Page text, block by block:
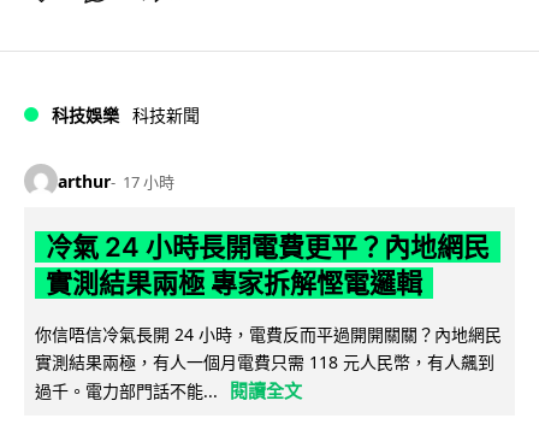
科技娛樂 科技新聞
arthur 17 小時
冷氣 24 小時長開電費更平？內地網民
實測結果兩極 專家拆解慳電邏輯
你信唔信冷氣長開 24 小時，電費反而平過開開關關？內地網民
實測結果兩極，有人一個月電費只需 118 元人民幣，有人飆到
過千。電力部門話不能...
閱讀全文